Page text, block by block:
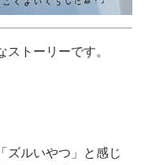
トーリーです。
ズルいやつ」と感じ